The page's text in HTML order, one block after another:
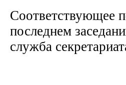
Соответствующее
последнем
служба